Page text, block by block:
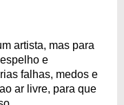
artista, mas para
e
falhas, medos e
ar livre, para que